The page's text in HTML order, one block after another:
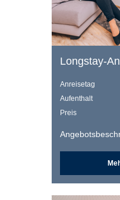
Longstay-
Anreisetag
Aufenthalt
Preis